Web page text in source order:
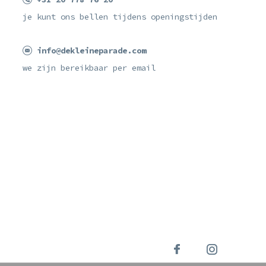
je kunt ons bellen tijdens openingstijden
info@dekleineparade.com
we zijn bereikbaar per email